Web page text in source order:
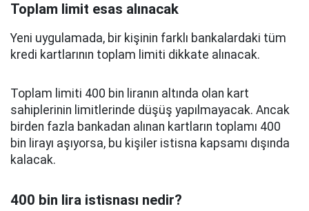
Toplam limit esas alınacak
Yeni uygulamada, bir kişinin farklı bankalardaki tüm
kredi kartlarının toplam limiti dikkate alınacak.
Toplam limiti 400 bin liranın altında olan kart
sahiplerinin limitlerinde düşüş yapılmayacak. Ancak
birden fazla bankadan alınan kartların toplamı 400
bin lirayı aşıyorsa, bu kişiler istisna kapsamı dışında
kalacak.
400 bin lira istisnası nedir?